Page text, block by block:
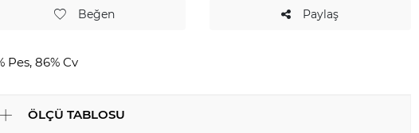
Beğen Paylaş
Pes, 86% Cv
ÖLÇÜ TABLOSU